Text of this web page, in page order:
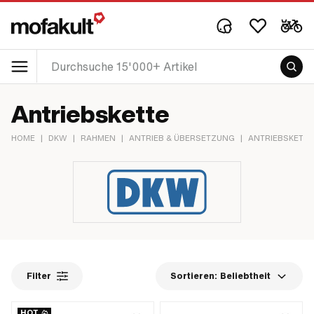
Antriebskette
HOME | DKW | RAHMEN | ANTRIEB & ÜBERSETZUNG | ANTRIEBSKETTE
Filter Sortieren: Beliebtheit